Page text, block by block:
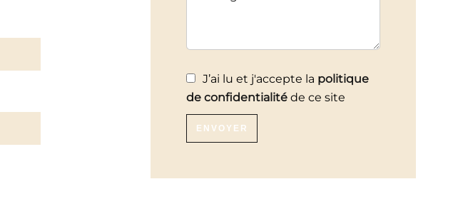
J’ai lu et j'accepte la politique
de confidentialité de ce site
ENVOYER